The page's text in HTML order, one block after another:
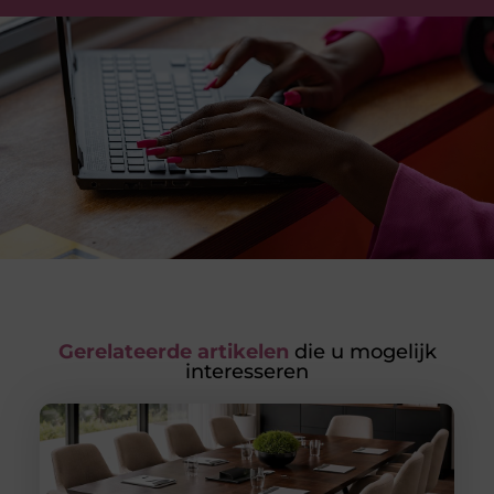
Gerelateerde artikelen die u mogelijk
interesseren